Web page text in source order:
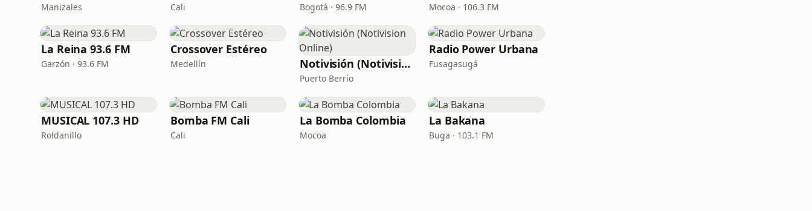
Manizales Cali Bogotá · 96.9 FM Mocoa · 106.3 FM
La Reina 93.6 FM
Garzón · 93.6 FM
Crossover Estéreo
Medellín Notivisión (Notivision Online)
Puerto Berrío
Radio Power Urbana
Fusagasugá
MUSICAL 107.3 HD
Roldanillo
Bomba FM Cali
Cali
La Bomba Colombia
Mocoa
La Bakana
Buga · 103.1 FM